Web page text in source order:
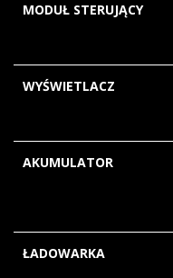
MODUŁ STERUJĄCY
WYŚWIETLACZ
AKUMULATOR
ŁADOWARKA